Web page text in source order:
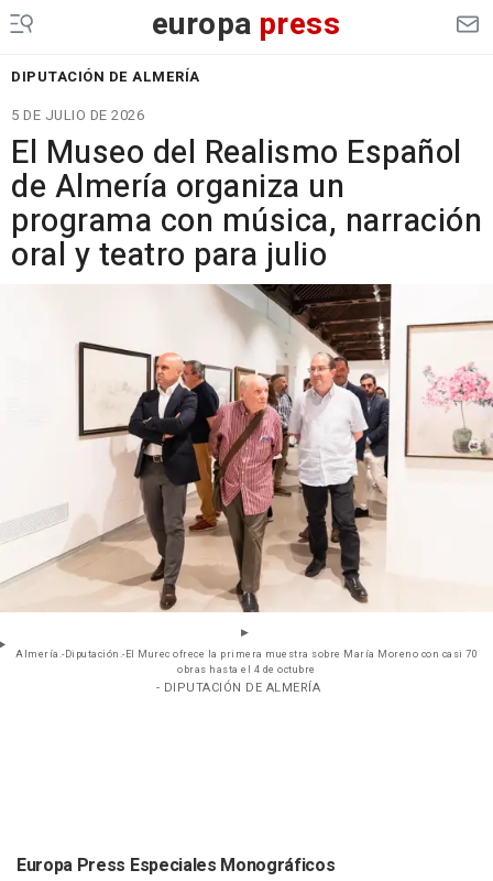
europa press
DIPUTACIÓN DE ALMERÍA
5 DE JULIO DE 2026
El Museo del Realismo Español
de Almería organiza un
programa con música, narración
oral y teatro para julio
Almería.-Diputación.-El Murec ofrece la primera muestra sobre María Moreno con casi 70
obras hasta el 4 de octubre
- DIPUTACIÓN DE ALMERÍA
Europa Press Especiales Monográficos